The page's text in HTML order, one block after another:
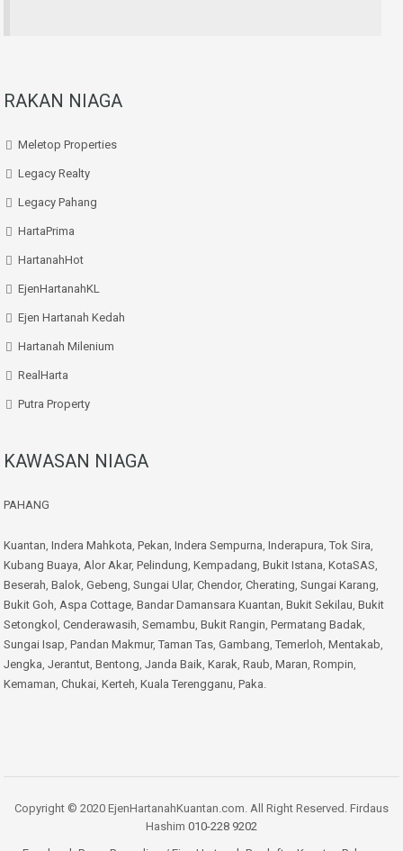
RAKAN NIAGA
Meletop Properties
Legacy Realty
Legacy Pahang
HartaPrima
HartanahHot
EjenHartanahKL
Ejen Hartanah Kedah
Hartanah Milenium
RealHarta
Putra Property
KAWASAN NIAGA
PAHANG
Kuantan, Indera Mahkota, Pekan, Indera Sempurna, Inderapura, Tok Sira,
Kubang Buaya, Alor Akar, Pelindung, Kempadang, Bukit Istana, KotaSAS,
Beserah, Balok, Gebeng, Sungai Ular, Chendor, Cherating, Sungai Karang,
Bukit Goh, Aspa Cottage, Bandar Damansara Kuantan, Bukit Sekilau, Bukit
Setongkol , Cenderawasih, Semambu, Bukit Rangin, Permatang Badak,
Sungai Isap, Pandan Makmur, Taman Tas, Gambang, Temerloh, Mentakab,
Jengka, Jerantut, Bentong, Janda Baik, Karak, Raub, Maran, Rompin,
Kemaman, Chukai, Kerteh, Kuala Terengganu, Paka.
Copyright © 2020 EjenHartanahKuantan.com. All Right Reserved. Firdaus
Hashim 010-228 9202